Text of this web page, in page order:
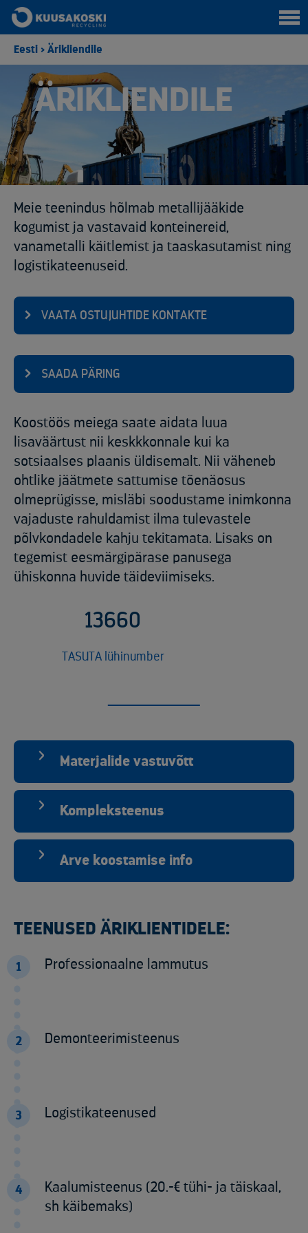
Eesti > Ärikliendile
ÄRIKLIENDILE
Meie teenindus hõlmab metallijääkide
kogumist ja vastavaid konteinereid,
vanametalli käitlemist ja taaskasutamist ning
logistikateenuseid.
VAATA OSTUJUHTIDE KONTAKTE
SAADA PÄRING
Koostöös meiega saate aidata luua
lisaväärtust nii keskkkonnale kui ka
sotsiaalses plaanis üldisemalt. Nii väheneb
ohtlike jäätmete sattumise tõenäosus
olmeprügisse, misläbi soodustame inimkonna
vajaduste rahuldamist ilma tulevastele
põlvkondadele kahju tekitamata. Lisaks on
tegemist eesmärgipärase panusega
ühiskonna huvide täideviimiseks.
13660
TASUTA lühinumber
Materjalide vastuvõtt
Kompleksteenus
Arve koostamise info
TEENUSED ÄRIKLIENTIDELE:
1 Professionaalne lammutus
2 Demonteerimisteenus
3 Logistikateenused
4
Kaalumisteenus (20.-€ tühi- ja täiskaal,
sh käibemaks)